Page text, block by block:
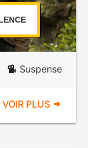
Suspense
VOIR PLUS